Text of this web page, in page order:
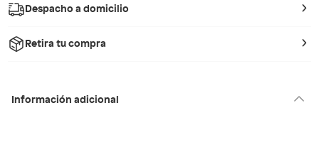
Despacho a domicilio
Retira tu compra
Información adicional